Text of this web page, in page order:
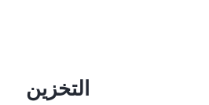
التخزين